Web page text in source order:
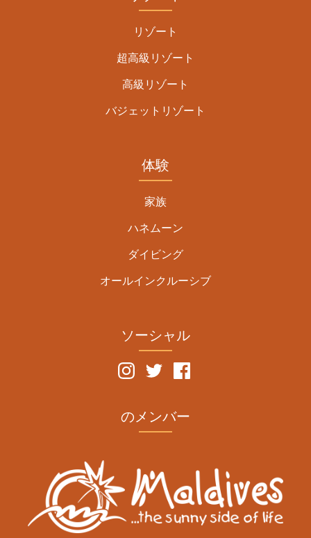
リゾート
超高級リゾート
高級リゾート
バジェットリゾート
体験
家族
ハネムーン
ダイビング
オールインクルーシブ
ソーシャル
のメンバー